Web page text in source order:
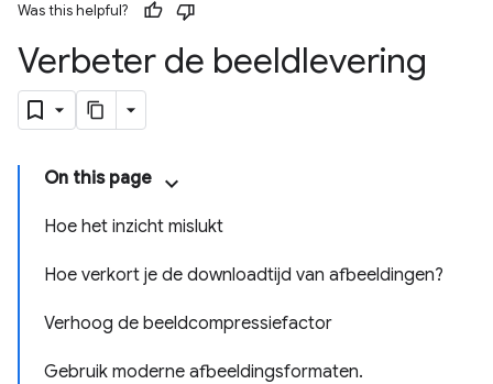
Was this helpful?
Verbeter de beeldlevering
On this page
Hoe het inzicht mislukt
Hoe verkort je de downloadtijd van afbeeldingen?
Verhoog de beeldcompressiefactor
Gebruik moderne afbeeldingsformaten.